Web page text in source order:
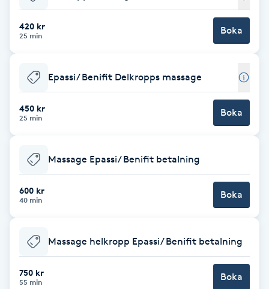
Babylights
Balayage
Barber
Barnklippning
BIAB
Blowout
Bottenfärg
420 kr
25 min Boka
Epassi/ Benifit Delkropps massage
450 kr
25 min Boka
Massage Epassi/ Benifit betalning
600 kr
40 min Boka
Massage helkropp Epassi/ Benifit betalning
750 kr
55 min Boka